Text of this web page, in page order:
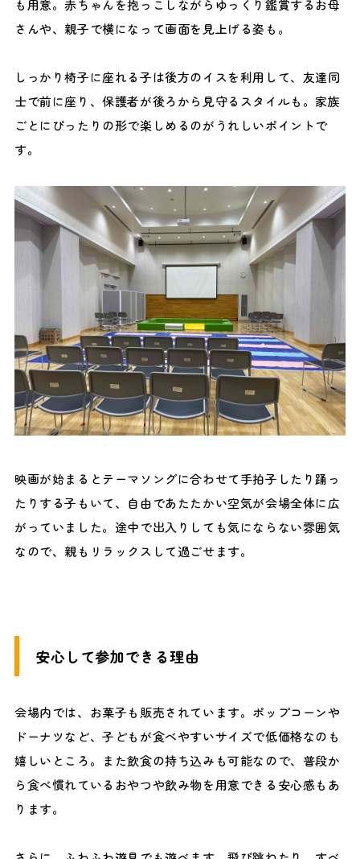
も用意。赤ちゃんを抱っこしながらゆっくり鑑賞するお母
さんや、親子で横になって画面を見上げる姿も。
しっかり椅子に座れる子は後方のイスを利用して、友達同
士で前に座り、保護者が後ろから見守るスタイルも。家族
ごとにぴったりの形で楽しめるのがうれしいポイントで
す。
映画が始まるとテーマソングに合わせて手拍子したり踊っ
たりする子もいて、自由であたたかい空気が会場全体に広
がっていました。途中で出入りしても気にならない雰囲気
なので、親もリラックスして過ごせます。
安心して参加できる理由
会場内では、お菓子も販売されています。ポップコーンや
ドーナツなど、子どもが食べやすいサイズで低価格なのも
嬉しいところ。また飲食の持ち込みも可能なので、普段か
ら食べ慣れているおやつや飲み物を用意できる安心感もあ
ります。